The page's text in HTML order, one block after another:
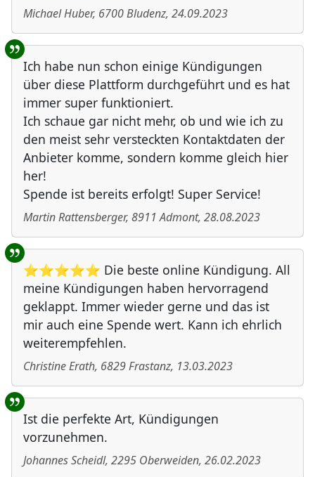
Michael Huber, 6700Bludenz, 24.09.2023
Ich habe nun schon einige Kündigungen
über diese Plattform durchgeführt und es hat
immer super funktioniert.
Ich schaue gar nicht mehr, ob und wie ich zu
den meist sehr versteckten Kontaktdaten der
Anbieter komme, sondern komme gleich hier
her!
Spende ist bereits erfolgt! Super Service!
Martin Rattensberger, 8911 Admont, 28.08.2023
⭐⭐⭐⭐⭐ Die beste online Kündigung. All
meine Kündigungen haben hervorragend
geklappt. Immer wieder gerne und das ist
mir auch eine Spende wert. Kann ich ehrlich
weiterempfehlen.
Christine Erath, 6829Frastanz, 13.03.2023
Ist die perfekte Art, Kündigungen
vorzunehmen.
Johannes Scheidl, 2295 Oberweiden, 26.02.2023